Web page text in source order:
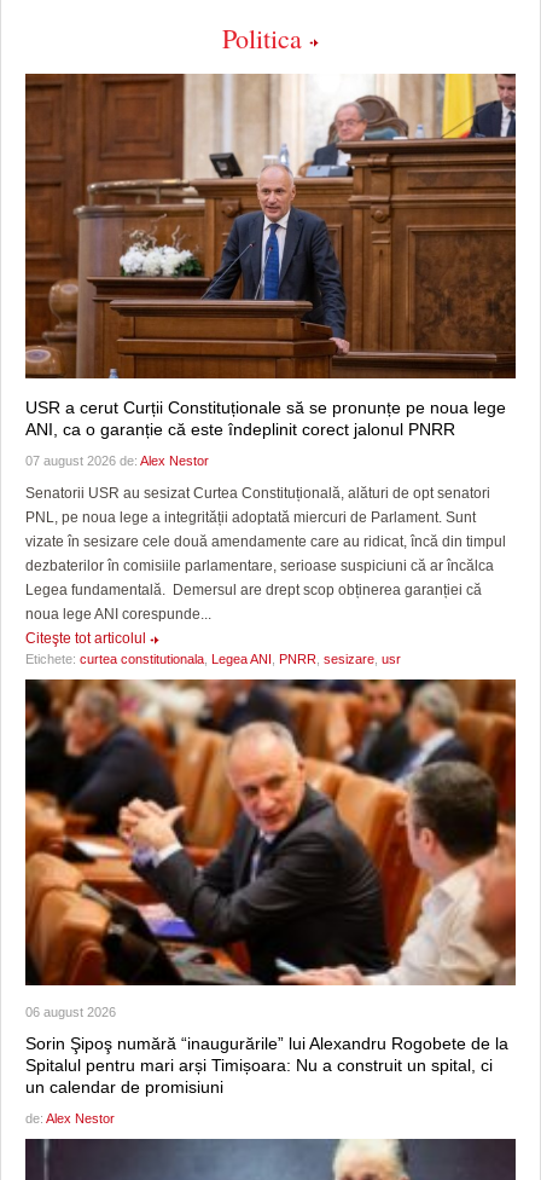
Politica
USR a cerut Curții Constituționale să se pronunțe pe noua lege
ANI, ca o garanție că este îndeplinit corect jalonul PNRR
07 august 2026 de: Alex Nestor
Senatorii USR au sesizat Curtea Constituțională, alături de opt senatori
PNL, pe noua lege a integrității adoptată miercuri de Parlament. Sunt
vizate în sesizare cele două amendamente care au ridicat, încă din timpul
dezbaterilor în comisiile parlamentare, serioase suspiciuni că ar încălca
Legea fundamentală. Demersul are drept scop obținerea garanției că
noua lege ANI corespunde...
Citeşte tot articolul
Etichete: curtea constitutionala, Legea ANI , PNRR, sesizare, usr
06 august 2026
Sorin Şipoş numără “inaugurările” lui Alexandru Rogobete de la
Spitalul pentru mari arși Timișoara: Nu a construit un spital, ci
un calendar de promisiuni
de: Alex Nestor